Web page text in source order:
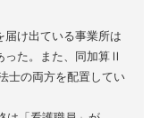
け出ている事業所は
った。また、同加算Ⅱ
士の両方を配置してい